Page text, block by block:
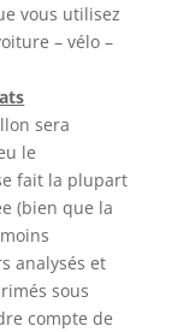
vous utilisez
– vélo –
sera
le
fait la plupart
(bien que la
analysés et
sous
compte de